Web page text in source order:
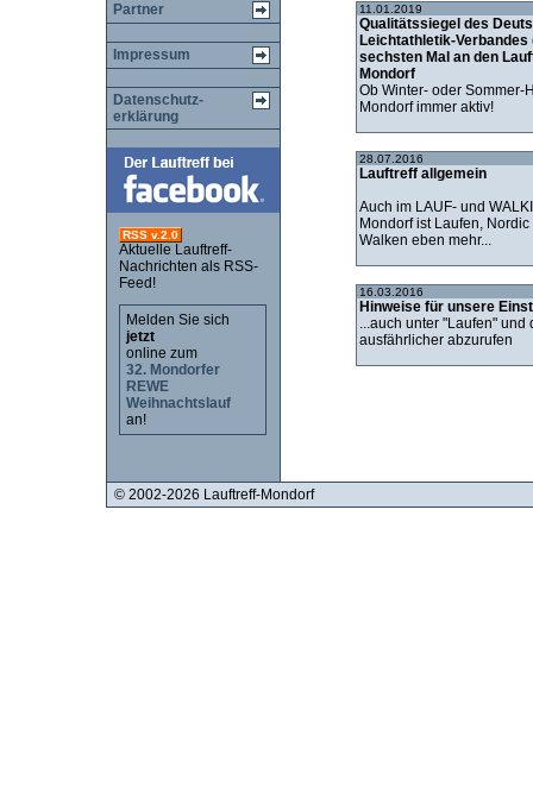
Partner
Impressum
Datenschutz-
erklärung
RSS v.2.0
Aktuelle Lauftreff-
Nachrichten als RSS-
Feed!
Melden Sie sich
jetzt
online zum
32. Mondorfer
REWE
Weihnachtslauf
an!
11.01.2019
Qualitätssiegel des
Leichtathletik-Verbandes
sechsten Mal an den
Mondorf
Ob Winter- oder Sommer-
Mondorf immer aktiv!
28.07.2016
Lauftreff allgemein
Auch im LAUF- und
Mondorf ist Laufen,
Walken eben mehr...
16.03.2016
Hinweise für unsere
...auch unter "Laufen" und
ausfährlicher abzurufen
© 2002-2026 Lauftreff-Mondorf